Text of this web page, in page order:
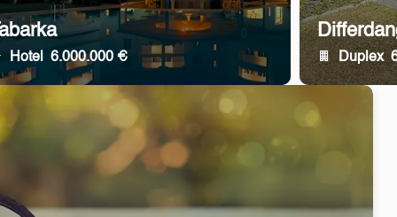
Hotel 6.000.000 € Duplex